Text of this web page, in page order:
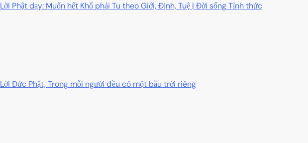
Lời Phật dạy: Muốn hết Khổ phải Tu theo Giới, Định, Tuệ | Đời sống Tỉnh thức
Lời Đức Phật, Trong mỗi người đều có một bầu trời riêng